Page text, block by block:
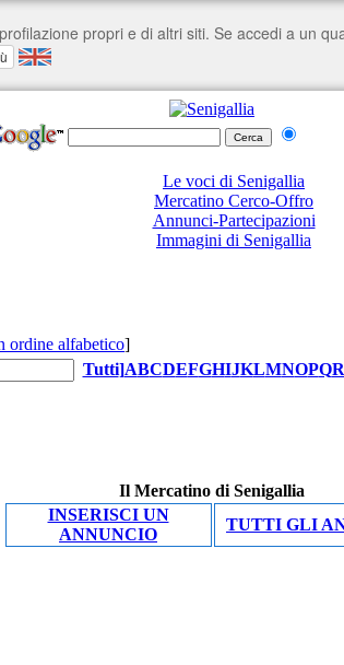
Le voci di Senigallia
Mercatino Cerco-Offro
Annunci-Partecipazioni
Immagini di Senigallia
ordine alfabetico]
Tutti]ABCDEFGHIJKLMNOPQR
Il Mercatino di Senigallia
INSERISCI UN
ANNUNCIO
TUTTI GLI